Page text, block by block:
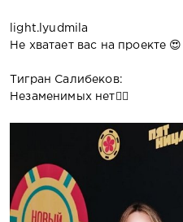
light.lyudmila
Не хватает вас на проекте 😍
Тигран Салибеков:
Незаменимых нет☝🏽